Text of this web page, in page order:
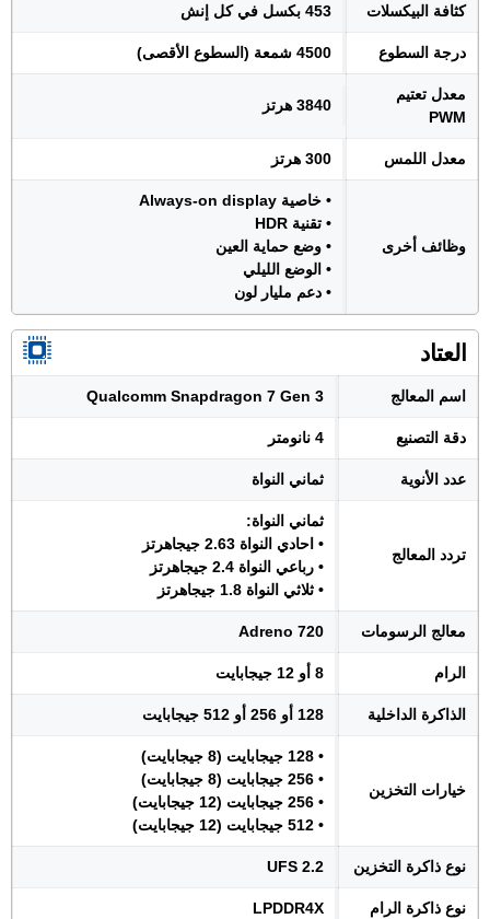
كثافة البيكسلات 453 بكسل في كل إنش
درجة السطوع 4500 شمعة (السطوع الأقصى)
معدل تعتيم
PWM
3840 هرتز
معدل اللمس 300 هرتز
وظائف أخرى
• خاصية Always-on display
• تقنية HDR
• وضع حماية العين
• الوضع الليلي
• دعم مليار لون
العتاد
اسم المعالج Qualcomm Snapdragon 7 Gen 3
دقة التصنيع 4 نانومتر
عدد الأنوية ثماني النواة
تردد المعالج
ثماني النواة:
• احادي النواة 2.63 جيجاهرتز
• رباعي النواة 2.4 جيجاهرتز
• ثلاثي النواة 1.8 جيجاهرتز
معالج الرسومات Adreno 720
الرام 8 أو 12 جيجابايت
الذاكرة الداخلية 128 أو 256 أو 512 جيجابايت
خيارات التخزين
• 128 جيجابايت (8 جيجابايت)
• 256 جيجابايت (8 جيجابايت)
• 256 جيجابايت (12 جيجابايت)
• 512 جيجابايت (12 جيجابايت)
نوع ذاكرة التخزين UFS 2.2
نوع ذاكرة الرام LPDDR4X